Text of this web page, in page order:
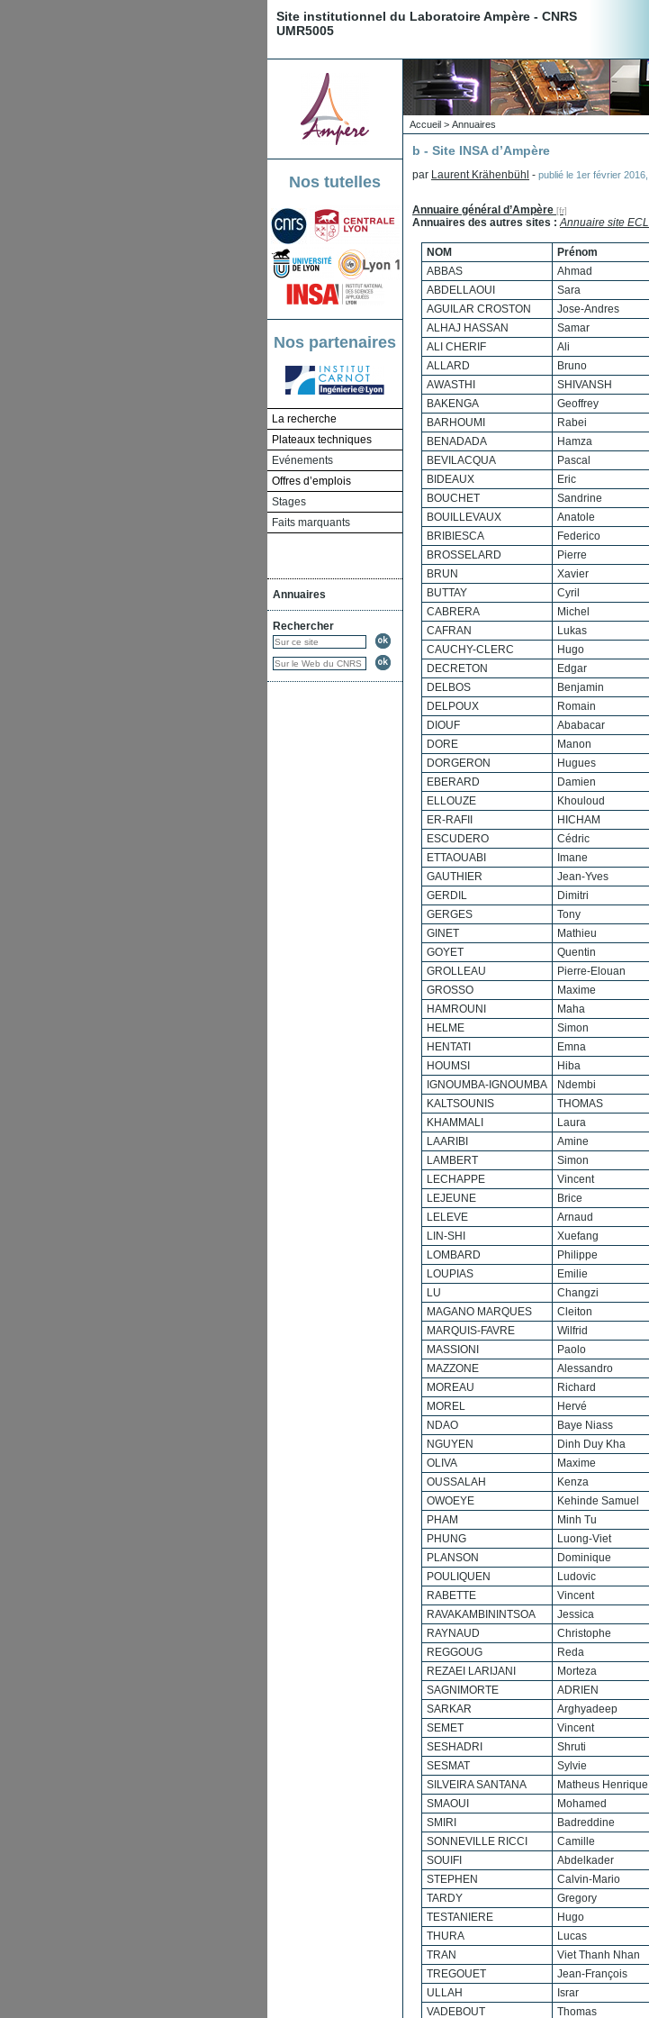
Site institutionnel du Laboratoire Ampère - CNRS
UMR5005
Nos tutelles
Nos partenaires
La recherche
Plateaux techniques
Evénements
Offres d’emplois
Stages
Faits marquants
Annuaires
Rechercher
Accueil > Annuaires
b - Site INSA d’Ampère
par Laurent Krähenbühl - publié le 1er février 2016
Annuaire général d’Ampère
Annuaires des autres sites : Annuaire site ECL
NOM Prénom
ABBAS
Ahmad
ABDELLAOUI
Sara
AGUILAR CROSTON
Jose-Andres
ALHAJ HASSAN
Samar
ALI CHERIF
Ali
ALLARD
Bruno
AWASTHI
SHIVANSH
BAKENGA
Geoffrey
BARHOUMI
Rabei
BENADADA
Hamza
BEVILACQUA
Pascal
BIDEAUX
Eric
BOUCHET
Sandrine
BOUILLEVAUX
Anatole
BRIBIESCA
Federico
BROSSELARD
Pierre
BRUN
Xavier
BUTTAY
Cyril
CABRERA
Michel
CAFRAN
Lukas
CAUCHY-CLERC
Hugo
DECRETON
Edgar
DELBOS
Benjamin
DELPOUX
Romain
DIOUF
Ababacar
DORE
Manon
DORGERON
Hugues
EBERARD
Damien
ELLOUZE
Khouloud
ER-RAFII
HICHAM
ESCUDERO
Cédric
ETTAOUABI
Imane
GAUTHIER
Jean-Yves
GERDIL
Dimitri
GERGES
Tony
GINET
Mathieu
GOYET
Quentin
GROLLEAU
Pierre-Elouan
GROSSO
Maxime
HAMROUNI
Maha
HELME
Simon
HENTATI
Emna
HOUMSI
Hiba
IGNOUMBA-IGNOUMBA
Ndembi
KALTSOUNIS
THOMAS
KHAMMALI
Laura
LAARIBI
Amine
LAMBERT
Simon
LECHAPPE
Vincent
LEJEUNE
Brice
LELEVE
Arnaud
LIN-SHI
Xuefang
LOMBARD
Philippe
LOUPIAS
Emilie
LU
Changzi
MAGANO MARQUES
Cleiton
MARQUIS-FAVRE
Wilfrid
MASSIONI
Paolo
MAZZONE
Alessandro
MOREAU
Richard
MOREL
Hervé
NDAO
Baye Niass
NGUYEN
Dinh Duy Kha
OLIVA
Maxime
OUSSALAH
Kenza
OWOEYE
Kehinde Samuel
PHAM
Minh Tu
PHUNG
Luong-Viet
PLANSON
Dominique
POULIQUEN
Ludovic
RABETTE
Vincent
RAVAKAMBININTSOA
Jessica
RAYNAUD
Christophe
REGGOUG
Reda
REZAEI LARIJANI
Morteza
SAGNIMORTE
ADRIEN
SARKAR
Arghyadeep
SEMET
Vincent
SESHADRI
Shruti
SESMAT
Sylvie
SILVEIRA SANTANA
Matheus Henrique
SMAOUI
Mohamed
SMIRI
Badreddine
SONNEVILLE RICCI
Camille
SOUIFI
Abdelkader
STEPHEN
Calvin-Mario
TARDY
Gregory
TESTANIERE
Hugo
THURA
Lucas
TRAN
Viet Thanh Nhan
TREGOUET
Jean-François
ULLAH
Israr
VADEBOUT
Thomas